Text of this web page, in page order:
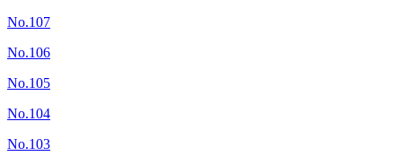
No.107
No.106
No.105
No.104
No.103